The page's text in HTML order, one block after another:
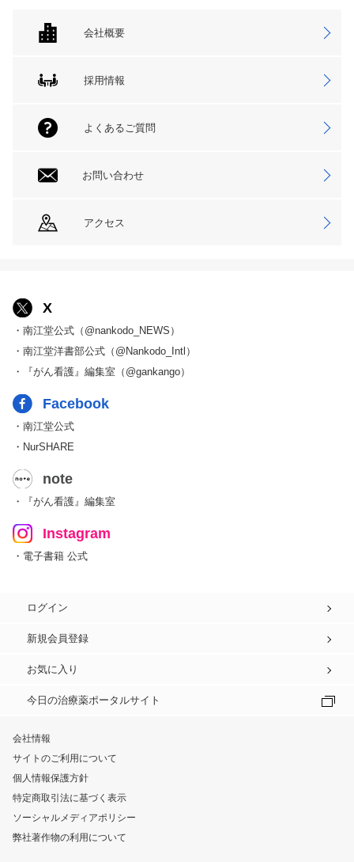
会社概要
採用情報
よくあるご質問
お問い合わせ
アクセス
X
・南江堂公式（@nankodo_NEWS）
・南江堂洋書部公式（@Nankodo_Intl）
・『がん看護』編集室（@gankango）
Facebook
・南江堂公式
・NurSHARE
note
・『がん看護』編集室
Instagram
・電子書籍 公式
ログイン
新規会員登録
お気に入り
今日の治療薬ポータルサイト
会社情報
サイトのご利用について
個人情報保護方針
特定商取引法に基づく表示
ソーシャルメディアポリシー
弊社著作物の利用について